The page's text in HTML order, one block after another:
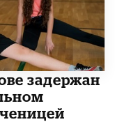
задержан